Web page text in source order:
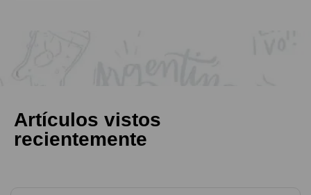
Artículos vistos
recientemente